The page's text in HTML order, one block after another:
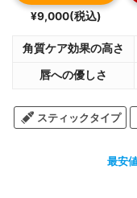
¥9,000(税込)
角質ケア効果の高さ
唇への優しさ
スティックタイプ
最安